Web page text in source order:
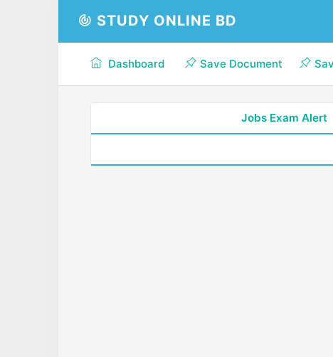
STUDY ONLINE BD
Dashboard Save Document
Jobs Exam Alert